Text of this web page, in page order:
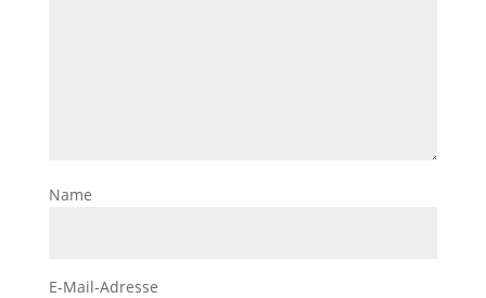
Name
E-Mail-Adresse